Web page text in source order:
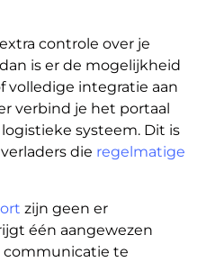
controle over je
is er de mogelijkheid
volledige integratie aan
verbind je het portaal
systeem. Dit is
die regelmatige
zijn geen er
één aangewezen
te